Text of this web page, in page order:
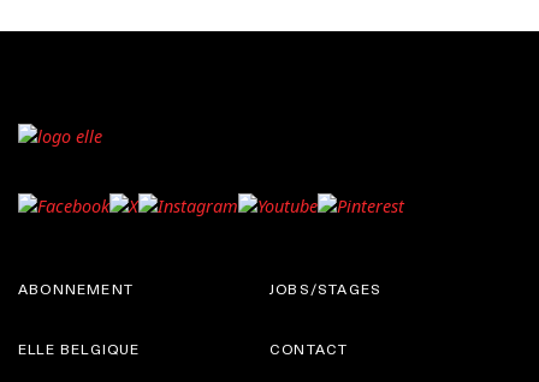
ABONNEMENT
ELLE BELGIQUE
JOBS/STAGES
CONTACT